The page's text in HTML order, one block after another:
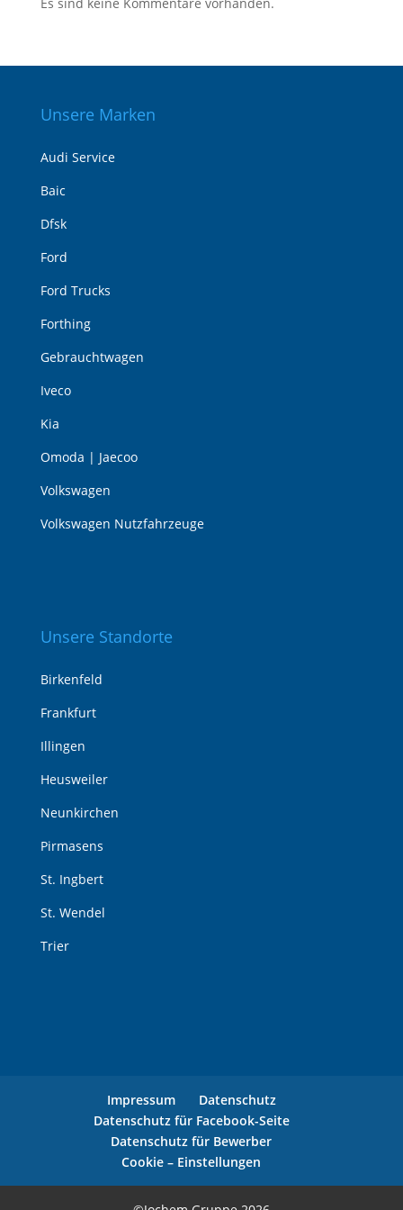
Unsere Marken
Audi Service
Baic
Dfsk
Ford
Ford Trucks
Forthing
Gebrauchtwagen
Iveco
Kia
Omoda | Jaecoo
Volkswagen
Volkswagen Nutzfahrzeuge
Unsere Standorte
Birkenfeld
Frankfurt
Illingen
Heusweiler
Neunkirchen
Pirmasens
St. Ingbert
St. Wendel
Trier
Impressum
Datenschutz
Datenschutz für Facebook-Seite
Datenschutz für Bewerber
Cookie – Einstellungen